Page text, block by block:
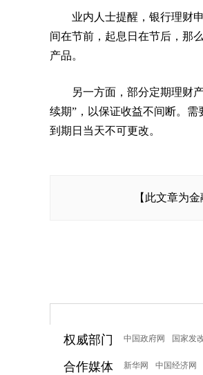
业内人士提醒，银行理财
间在节前，起息日在节后，那
产品。
另一方面，部分定期理财
续期”，以保证收益不间断。
到期日当天不可更改。
【此文章为
权威部门 中国政府网 国家发
合作媒体 新华网 中国经济网